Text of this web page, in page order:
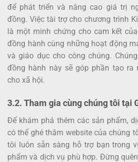
để phát triển và nâng cao giá trị
đồng. Việc tài trợ cho chương trình
là một minh chứng cho cam kết
đồng hành cùng những hoạt động
và giáo dục cho công chúng.
đồng hành này sẽ góp phần tạo
cho xã hội.
3.2. Tham gia cùng chúng tôi tại
Để khám phá thêm các sản phẩm,
có thể ghé thăm website của chúng
tôi luôn sẵn sàng hỗ trợ bạn trong
phẩm và dịch vụ phù hợp. Đừng